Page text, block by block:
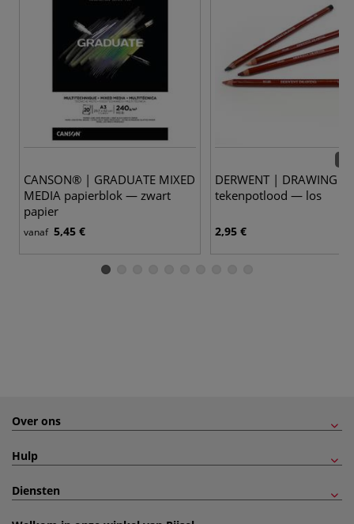
CANSON® | GRADUATE MIXED
MEDIA papierblok — zwart
papier
vanaf 5,45 €
DERWENT | DRAWING
tekenpotlood — los
2,95 €
Over ons
Hulp
Diensten